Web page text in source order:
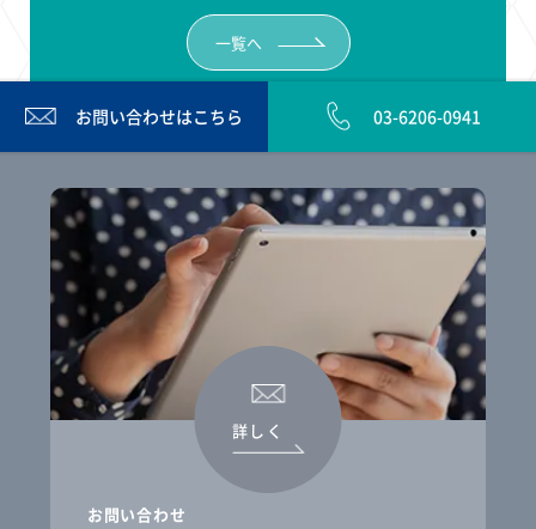
一覧へ
お問い合わせはこちら 03-6206-0941
お問い合わせ
詳しく